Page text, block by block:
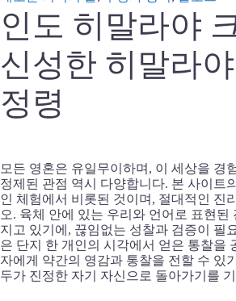
인도 히말라야
신성한 히말라
정령
모든 영혼은 유일무이하며, 이 세상을 경
정제된 관점 역시 다양합니다. 본 사이트
인 체험에서 비롯된 것이며, 절대적인 진
오. 육체 안에 있는 우리와 언어로 표현된
지고 있기에, 끊임없는 성찰과 검증이 필
은 단지 한 개인의 시각에서 얻은 통찰을
자에게 약간의 영감과 통찰을 전할 수 있
두가 진정한 자기 자신으로 돌아가기를